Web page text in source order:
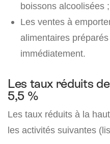
boissons alcoolisées ;
Les ventes à
alimentaires
immédiatement.
Les taux réduits
5,5 %
Les taux réduits à la
les activités suivantes